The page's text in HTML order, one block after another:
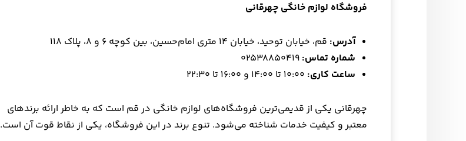
فروشگاه لوازم خانگی چهرقانی
آدرس: قم، خیابان توحید، خیابان ۱۴ متری امام‌حسین، بین کوچه ۶ و ۸، پلاک ۱۱۸
شماره تماس:
ساعت کاری:
چهرقانی یکی از قدیمی‌ترین فروشگاه‌های لوازم خانگی در قم است که به خاطر ارائه برندهای
معتبر و کیفیت خدمات شناخته می‌شود. تنوع برند در این فروشگاه، یکی از نقاط قوت آن است.